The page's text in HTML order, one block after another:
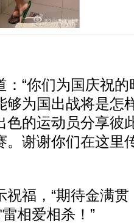
“你们为国庆祝的
够为国出战将是怎
色的运动员分享彼
。谢谢你们在这里
，“期待金满贯
相爱相杀！”